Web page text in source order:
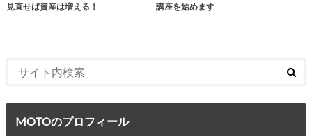
見直せば資産は増える！
講座を始めます
MOTOのプロフィール